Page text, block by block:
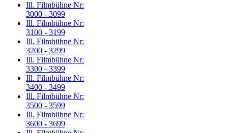
Ill. Filmbühne Nr:
3000 - 3099
Ill. Filmbühne Nr:
3100 - 3199
Ill. Filmbühne Nr:
3200 - 3299
Ill. Filmbühne Nr:
3300 - 3399
Ill. Filmbühne Nr:
3400 - 3499
Ill. Filmbühne Nr:
3500 - 3599
Ill. Filmbühne Nr:
3600 - 3699